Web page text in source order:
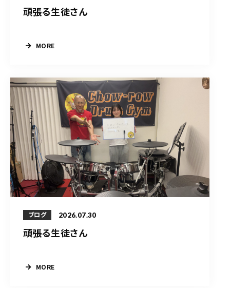
頑張る生徒さん
MORE
ブログ 2026.07.30
頑張る生徒さん
MORE